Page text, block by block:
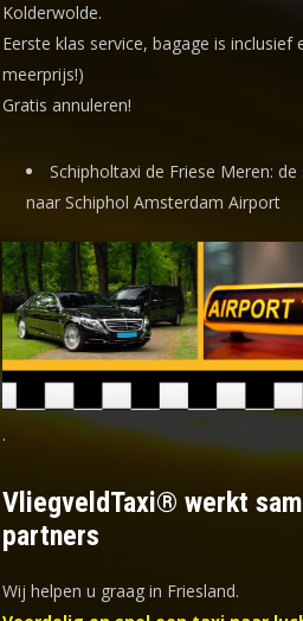
Kolderwolde.
Eerste klas service, bagage is
meerprijs!)
Gratis annuleren!
Schipholtaxi de Friese Meren:
naar Schiphol Amsterdam Airport
.
VliegveldTaxi® werkt
partners
Wij helpen u graag in Friesland.